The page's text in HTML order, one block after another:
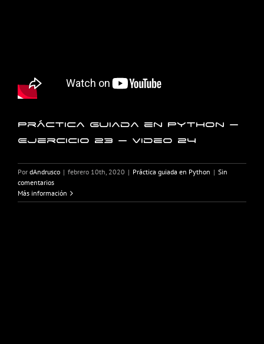
Práctica guiada en Python –
Ejercicio 23 – Video 24
Por dAndrusco | febrero 10th, 2020 | Práctica guiada en Python | Sin
comentarios
Más información